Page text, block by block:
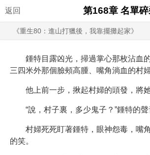
返回 第168章 名單
《重生80：進山打獵後，我靠擺攤起家》
鍾特目露凶光，掃過掌心那枚沾血
三四米外那個臉頰高腫、嘴角淌血的村婦
他上前一步，揪起村婦的頭發，將
“說，村子裏，多少鬼子？”鍾特的聲
村婦死死盯著鍾特，眼神怨毒，嘴
的笑。